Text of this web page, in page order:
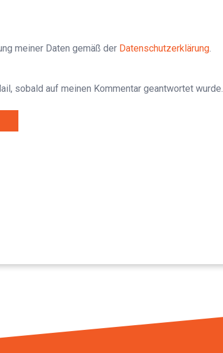
meiner Daten gemäß der Datenschutzerklärung.
sobald auf meinen Kommentar geantwortet wurde.